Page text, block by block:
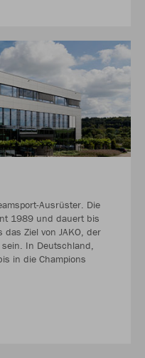
Ausrüster. Die
1989 und dauert bis
Ziel von JAKO, der
In Deutschland,
in die Champions